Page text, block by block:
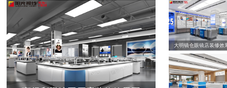
大明镜仓眼镜店装修效